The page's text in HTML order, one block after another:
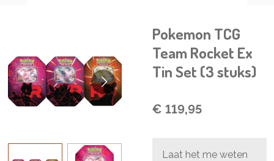
Pokemon TCG
Team Rocket Ex
Tin Set (3 stuks)
€ 119,95
Laat het me weten